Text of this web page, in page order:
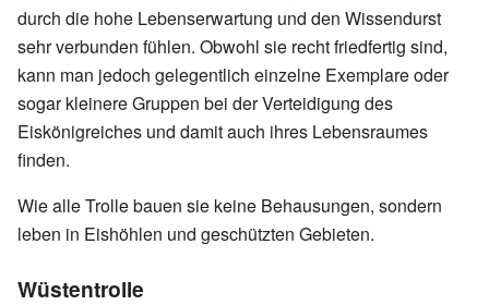
durch die hohe Lebenserwartung und den Wissendurst
sehr verbunden fühlen. Obwohl sie recht friedfertig sind,
kann man jedoch gelegentlich einzelne Exemplare oder
sogar kleinere Gruppen bei der Verteidigung des
Eiskönigreiches und damit auch ihres Lebensraumes
finden.
Wie alle Trolle bauen sie keine Behausungen, sondern
leben in Eishöhlen und geschützten Gebieten.
Wüstentrolle